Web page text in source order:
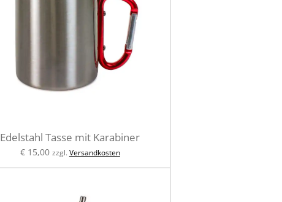
Edelstahl Tasse mit Karabiner
€ 15,00 zzgl. Versandkosten